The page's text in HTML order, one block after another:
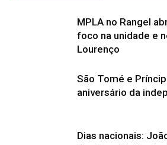
MPLA no Rangel
foco na unidade e
Lourenço
São Tomé e
aniversário da
Dias nacionais: